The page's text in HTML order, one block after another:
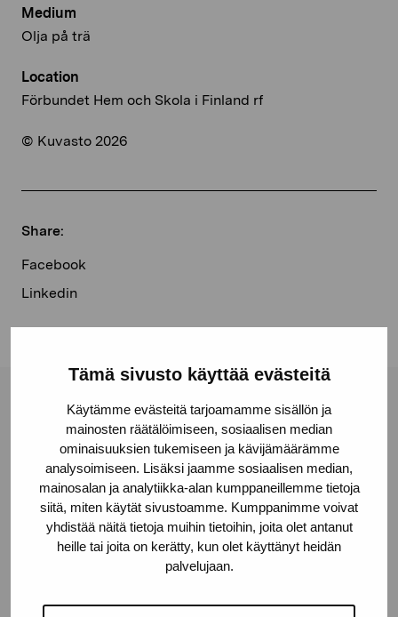
Tämä sivusto käyttää evästeitä
Käytämme evästeitä tarjoamamme sisällön ja
mainosten räätälöimiseen, sosiaalisen median
ominaisuuksien tukemiseen ja kävijämäärämme
analysoimiseen. Lisäksi jaamme sosiaalisen median,
mainosalan ja analytiikka-alan kumppaneillemme tietoja
siitä, miten käytät sivustoamme. Kumppanimme voivat
yhdistää näitä tietoja muihin tietoihin, joita olet antanut
heille tai joita on kerätty, kun olet käyttänyt heidän
palvelujaan.
Medium
Olja på trä
Location
Förbundet Hem och Skola i Finland rf
© Kuvasto 2026
Share:
Facebook
Linkedin
Pro Artibus Foundation
Gustav Wasas gata 11
10600 Ekenäs
proartibus@proartibus.fi
+358 (0)50 371 6339